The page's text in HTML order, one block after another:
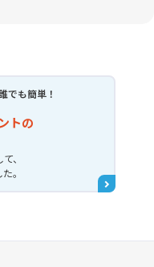
でも簡単！
トの
、
。